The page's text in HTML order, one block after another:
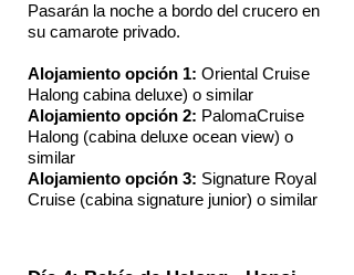
Pasarán la noche a bordo del crucero en
su camarote privado.
Alojamiento opción 1: Oriental Cruise
Halong cabina deluxe) o similar
Alojamiento opción 2: PalomaCruise
Halong (cabina deluxe ocean view) o
similar
Alojamiento opción 3: Signature Royal
Cruise (cabina signature junior) o similar